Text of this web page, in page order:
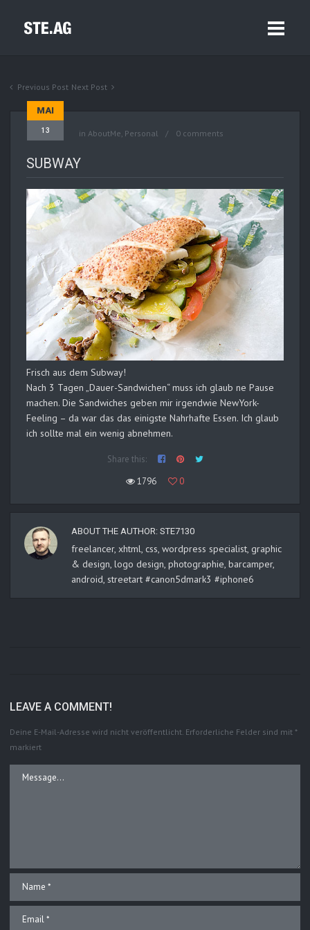
Previous Post Next Post
MAI
13 in AboutMe, Personal 0 comments
SUBWAY
Frisch aus dem Subway!
Nach 3 Tagen „Dauer-Sandwichen“ muss ich glaub ne Pause
machen. Die Sandwiches geben mir irgendwie NewYork-
Feeling – da war das das einigste Nahrhafte Essen. Ich glaub
ich sollte mal ein wenig abnehmen.
Share this:
1796
0
ABOUT THE AUTHOR: STE7130
freelancer, xhtml, css, wordpress specialist, graphic
& design, logo design, photographie, barcamper,
android, streetart #canon5dmark3 #iphone6
LEAVE A COMMENT!
Deine E-Mail-Adresse wird nicht veröffentlicht. Erforderliche Felder sind mit *
markiert